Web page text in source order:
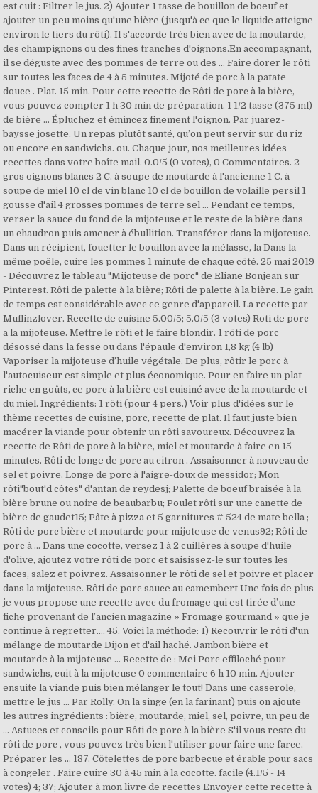
est cuit : Filtrer le jus. 2) Ajouter 1 tasse de bouillon de boeuf et
ajouter un peu moins qu'une bière (jusqu'à ce que le liquide atteigne
environ le tiers du rôti). Il s'accorde très bien avec de la moutarde,
des champignons ou des fines tranches d'oignons.En accompagnant,
il se déguste avec des pommes de terre ou des … Faire dorer le rôti
sur toutes les faces de 4 à 5 minutes. Mijoté de porc à la patate
douce . Plat. 15 min. Pour cette recette de Rôti de porc à la bière,
vous pouvez compter 1 h 30 min de préparation. 1 1/2 tasse (375 ml)
de bière … Épluchez et émincez finement l'oignon. Par juarez-
baysse josette. Un repas plutôt santé, qu’on peut servir sur du riz
ou encore en sandwichs. ou. Chaque jour, nos meilleures idées
recettes dans votre boîte mail. 0.0/5 (0 votes), 0 Commentaires. 2
gros oignons blancs 2 C. à soupe de moutarde à l'ancienne 1 C. à
soupe de miel 10 cl de vin blanc 10 cl de bouillon de volaille persil 1
gousse d'ail 4 grosses pommes de terre sel … Pendant ce temps,
verser la sauce du fond de la mijoteuse et le reste de la bière dans
un chaudron puis amener à ébullition. Transférer dans la mijoteuse.
Dans un récipient, fouetter le bouillon avec la mélasse, la Dans la
même poêle, cuire les pommes 1 minute de chaque côté. 25 mai 2019
- Découvrez le tableau "Mijoteuse de porc" de Eliane Bonjean sur
Pinterest. Rôti de palette à la bière; Rôti de palette à la bière. Le gain
de temps est considérable avec ce genre d'appareil. La recette par
Muffinzlover. Recette de cuisine 5.00/5; 5.0/5 (3 votes) Roti de porc
a la mijoteuse. Mettre le rôti et le faire blondir. 1 rôti de porc
désossé dans la fesse ou dans l'épaule d'environ 1,8 kg (4 lb)
Vaporiser la mijoteuse d’huile végétale. De plus, rôtir le porc à
l'autocuiseur est simple et plus économique. Pour en faire un plat
riche en goûts, ce porc à la bière est cuisiné avec de la moutarde et
du miel. Ingrédients: 1 rôti (pour 4 pers.) Voir plus d'idées sur le
thème recettes de cuisine, porc, recette de plat. Il faut juste bien
macérer la viande pour obtenir un rôti savoureux. Découvrez la
recette de Rôti de porc à la bière, miel et moutarde à faire en 15
minutes. Rôti de longe de porc au citron . Assaisonner à nouveau de
sel et poivre. Longe de porc à l'aigre-doux de messidor; Mon
rôti"bout'd côtes" d'antan de reydesj; Palette de boeuf braisée à la
bière brune ou noire de beaubarbu; Poulet rôti sur une canette de
bière de gaudet15; Pâte à pizza et 5 garnitures # 524 de mate bella ;
Rôti de porc bière et moutarde pour mijoteuse de venus92; Rôti de
porc à … Dans une cocotte, versez 1 à 2 cuillères à soupe d'huile
d'olive, ajoutez votre rôti de porc et saisissez-le sur toutes les
faces, salez et poivrez. Assaisonner le rôti de sel et poivre et placer
dans la mijoteuse. Rôti de porc sauce au camembert Une fois de plus
je vous propose une recette avec du fromage qui est tirée d’une
fiche provenant de l’ancien magazine » Fromage gourmand » que je
continue à regretter…. 45. Voici la méthode: 1) Recouvrir le rôti d'un
mélange de moutarde Dijon et d'ail haché. Jambon bière et
moutarde à la mijoteuse … Recette de : Mei Porc effiloché pour
sandwichs, cuit à la mijoteuse 0 commentaire 6 h 10 min. Ajouter
ensuite la viande puis bien mélanger le tout! Dans une casserole,
mettre le jus … Par Rolly. On la singe (en la farinant) puis on ajoute
les autres ingrédients : bière, moutarde, miel, sel, poivre, un peu de
… Astuces et conseils pour Rôti de porc à la bière S'il vous reste du
rôti de porc , vous pouvez très bien l'utiliser pour faire une farce.
Préparer les … 187. Côtelettes de porc barbecue et érable pour sacs
à congeler . Faire cuire 30 à 45 min à la cocotte. facile (4.1/5 - 14
votes) 4; 37; Ajouter à mon livre de recettes Envoyer cette recette à